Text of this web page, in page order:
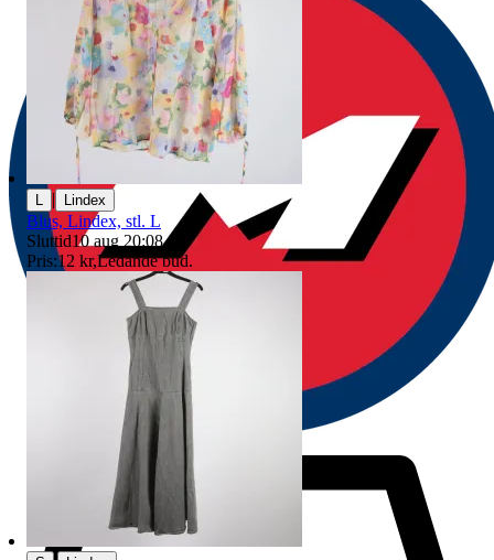
L | Lindex
Blus, Lindex, stl. L
Sluttid10 aug 20:08.
Pris:12 kr,Ledande bud.